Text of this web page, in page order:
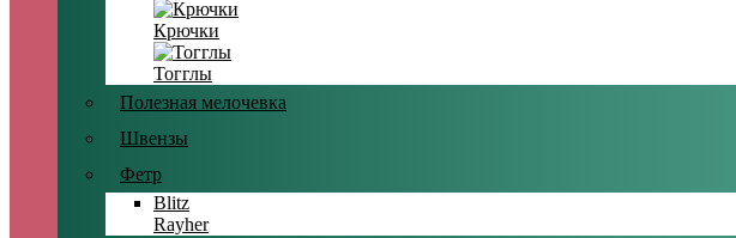
Крючки
Тогглы
Полезная мелочевка
Швензы
Фетр
Blitz
Rayher